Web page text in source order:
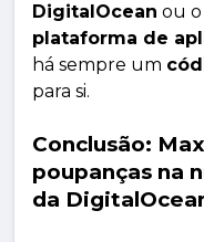
DigitalOcean ou o
plataforma de
há sempre um
para si.
Conclusão:
poupanças na
da